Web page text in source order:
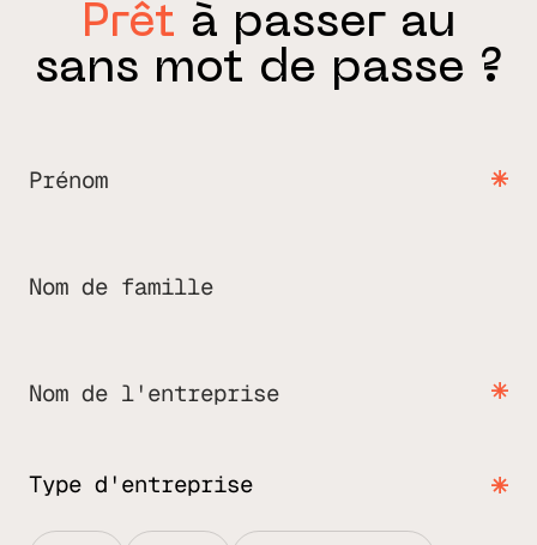
Prêt à passer au
sans mot de passe ?
Prénom
Nom de famille
Nom de l'entreprise
Type d'entreprise